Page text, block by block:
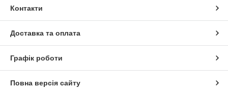
Контакти
Доставка та оплата
Графік роботи
Повна версія сайту